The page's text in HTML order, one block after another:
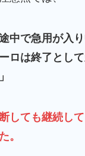
中で急用が入
ロは終了とし
しても継続し
。